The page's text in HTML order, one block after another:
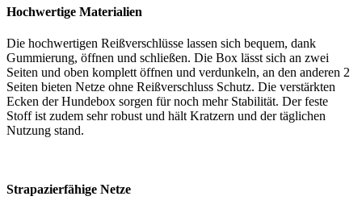
Hochwertige Materialien
Die hochwertigen Reißverschlüsse lassen sich bequem, dank
Gummierung, öffnen und schließen. Die Box lässt sich an zwei
Seiten und oben komplett öffnen und verdunkeln, an den anderen 2
Seiten bieten Netze ohne Reißverschluss Schutz. Die verstärkten
Ecken der Hundebox sorgen für noch mehr Stabilität. Der feste
Stoff ist zudem sehr robust und hält Kratzern und der täglichen
Nutzung stand.
Strapazierfähige Netze